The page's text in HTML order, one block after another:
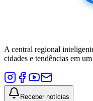
A central regional
cidades e tendências em
Receber notícias